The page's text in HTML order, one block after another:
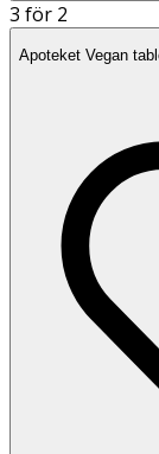
3 för 2
Apoteket Vegan